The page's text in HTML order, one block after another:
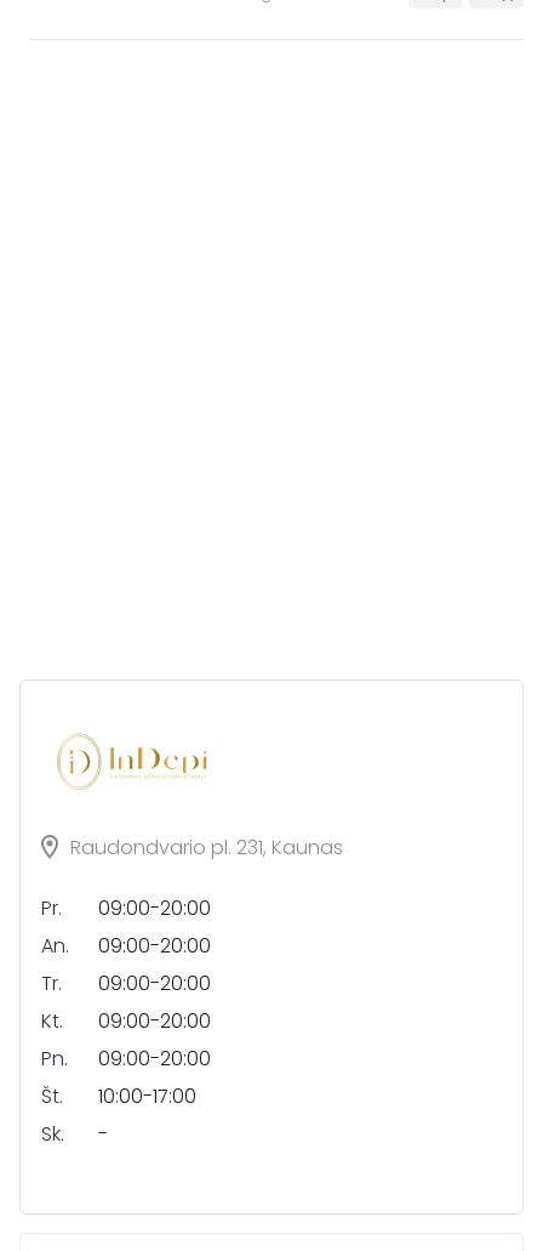
Raudondvario pl. 231, Kaunas
Pr.
09:00-20:00
An.
09:00-20:00
Tr.
09:00-20:00
Kt.
09:00-20:00
Pn.
09:00-20:00
Št.
10:00-17:00
Sk.
-